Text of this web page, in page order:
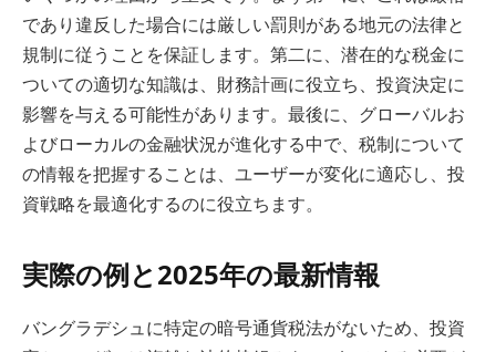
であり違反した場合には厳しい罰則がある地元の法律と
規制に従うことを保証します。第二に、潜在的な税金に
ついての適切な知識は、財務計画に役立ち、投資決定に
影響を与える可能性があります。最後に、グローバルお
よびローカルの金融状況が進化する中で、税制について
の情報を把握することは、ユーザーが変化に適応し、投
資戦略を最適化するのに役立ちます。
実際の例と2025年の最新情報
バングラデシュに特定の暗号通貨税法がないため、投資